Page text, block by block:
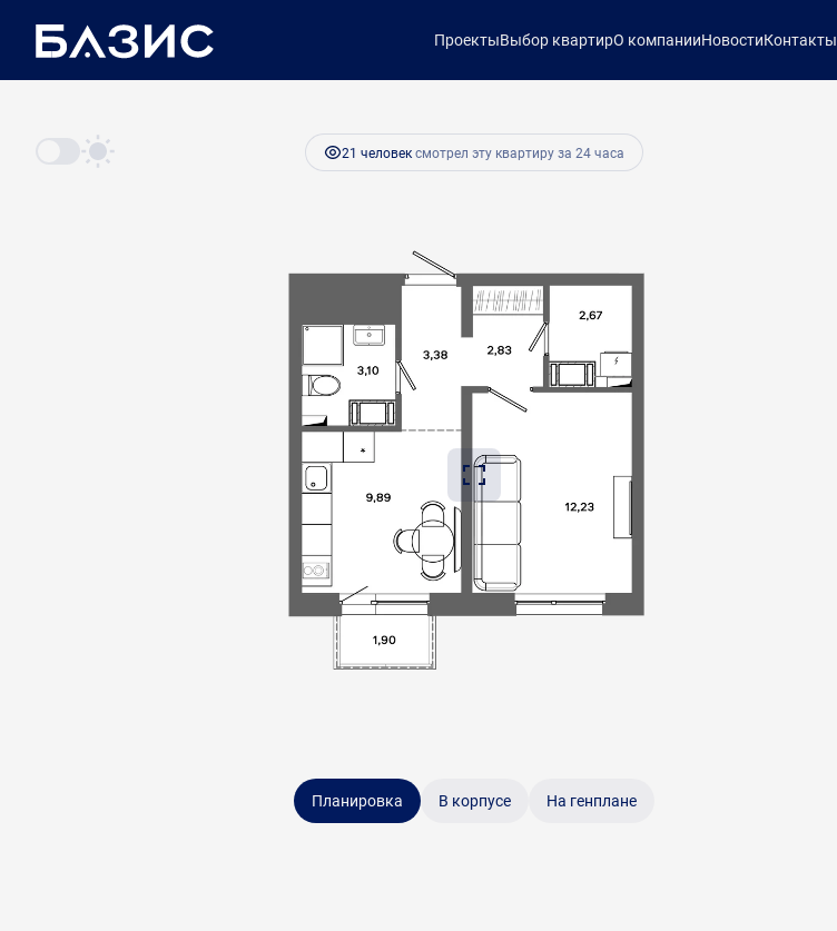
ПроектыВыбор квартирО компанииНовостиКонтакты
1-комнатная 33.9 м Ипотекаот 24 736 руб.
21 человексмотрел эту квартиру за 24 часа
Планировка В корпусе На генплане